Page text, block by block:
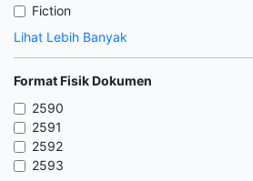
Fiction
Lihat Lebih Banyak
Format Fisik Dokumen
2590
2591
2592
2593